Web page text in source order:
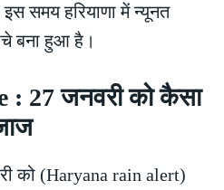
समय हरियाणा में न्यूनत
बना हुआ है।
: 27 जनवरी को कैसा
को (Haryana rain alert)